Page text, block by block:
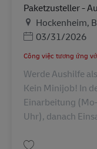
Paketzusteller -
Địa điểm
Hockenheim,
Posted Date
03/31/2026
Werde Aushilfe
Kein Minijob! In
Einarbeitung
Uhr), danach